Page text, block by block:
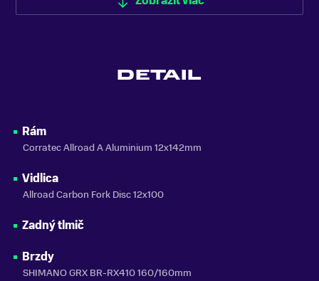
VLASTNOSTI BICYKLA
s prehadzovačkou
do 150 kg
2025
ZNAČKA
Corratec
DETAIL
Rám
Corratec Allroad A Aluminium 12x142mm
Vidlica
Allroad Carbon Fork Disc 12x100
Zadný tlmič
Brzdy
SHIMANO GRX BR-RX410 160/160mm